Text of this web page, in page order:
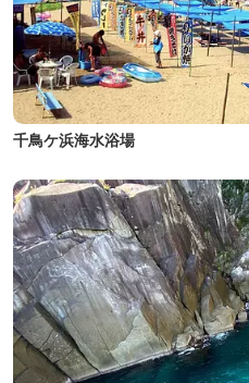
千鳥ケ浜海水浴場